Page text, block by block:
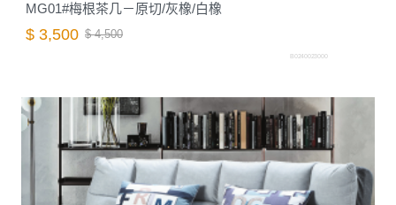
MG01#梅根茶几－原切/灰橡/白橡
$ 3,500 $ 4,500
B0240023000